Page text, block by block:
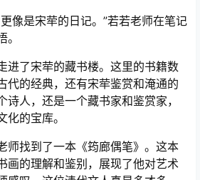
像是宋荦的日记。”若若老师在笔记
进了宋荦的藏书楼。这里的书籍数
代的经典，还有宋荦鉴赏和淹通的
诗人，还是一个藏书家和鉴赏家，
的宝库。
师找到了一本《筠廊偶笔》。这本
画的理解和鉴别，展现了他对艺术